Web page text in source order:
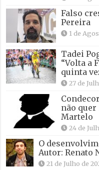
Falso
Pereira
1 de
Tadei
“Volta a
quinta
27 de
não
Martelo
24 de
O
Autor: Renato
21 de Julho de